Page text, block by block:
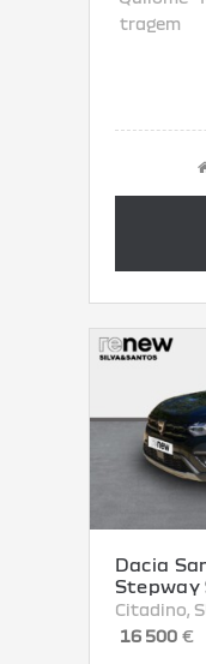
Dacia
Stepway
Citadino ,
16 500 €